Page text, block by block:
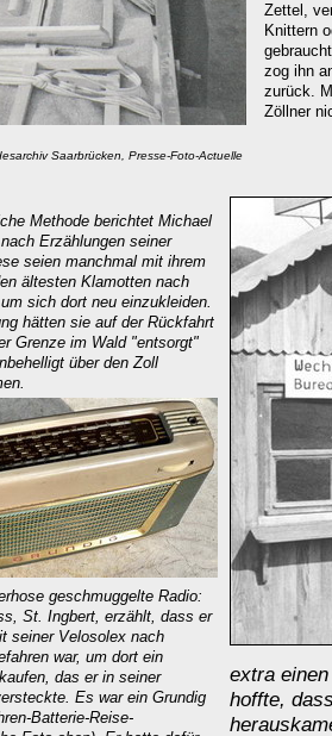
Zettel,
Knittern
zog ihn
zurück.
Zöllner
Saarbrücken, Presse-Foto-Actuelle
Methode berichtet Michael
Erzählungen seiner
seien manchmal mit ihrem
ältesten Klamotten nach
sich dort neu einzukleiden.
hätten sie auf der Rückfahrt
Grenze im Wald "entsorgt"
über den Zoll
geschmuggelte Radio:
St. Ingbert, erzählt, dass er
seiner Velosolex nach
war, um dort ein
das er in seiner
Es war ein Grundig
Batterie-Reise-
extra
hoffte,